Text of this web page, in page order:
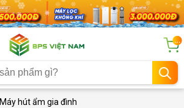
...
Máy hút ẩm gia đình